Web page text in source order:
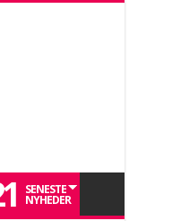
SENESTE
NYHEDER